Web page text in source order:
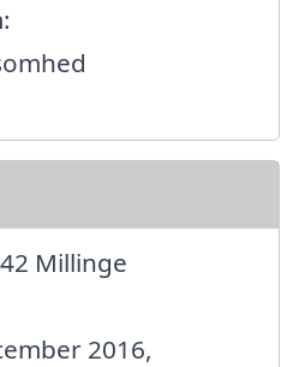
Millinge
2016,